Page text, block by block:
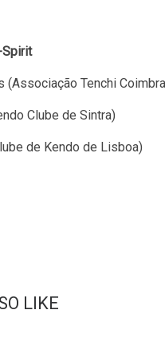
Spirit
(Associação Tenchi
Clube de Sintra)
de Kendo de Lisboa)
LIKE